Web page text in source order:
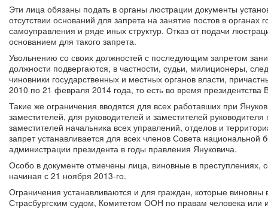
Эти лица обязаны подать в органы люстрации документы
отсутствии оснований для запрета на занятие постов в органах
самоуправления и ряде иных структур. Отказ от подачи
основанием для такого запрета.
Увольнению со своих должностей с последующим запретом
должности подвергаются, в частности, судьи, милиционеры,
чиновники государственных и местных органов власти,
2010 по 21 февраля 2014 года, то есть во время президентства
Такие же ограничения вводятся для всех работавших при
заместителей, для руководителей и заместителей
заместителей начальника всех управлений, отделов и
запрет устанавливается для всех членов Совета национальной
администрации президента в годы правления Януковича.
Особо в документе отмечены лица, виновные в преступлениях,
начиная с 21 ноября 2013-го.
Ограничения устанавливаются и для граждан, которые
Страсбургским судом, Комитетом ООН по правам человека